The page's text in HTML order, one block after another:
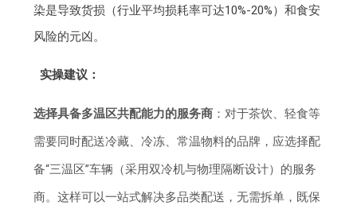
染是导致货损（行业平均损耗率可达10%-20%）和食安
风险的元凶。
实操建议：
选择具备多温区共配能力的服务商 ：对于茶饮、轻食等
需要同时配送冷藏、冷冻、常温物料的品牌，应选择配
备“三温区”车辆（采用双冷机与物理隔断设计）的服务
商。这样可以一站式解决多品类配送，无需拆单，既保